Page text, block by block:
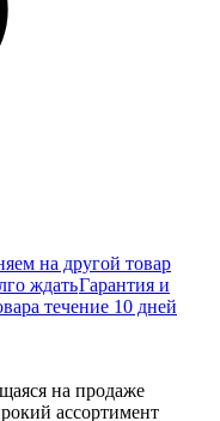
на другой товар
ждатьГарантия и
течение 10 дней
на продаже
ассортимент